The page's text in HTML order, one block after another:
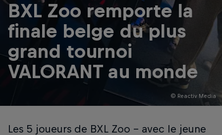
© Reactiv Media
BXL Zoo remporte la
finale belge du plus
grand tournoi
VALORANT au monde
Les 5 joueurs de BXL Zoo - avec le jeune